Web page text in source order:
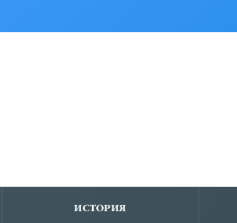
ИСТОРИЯ